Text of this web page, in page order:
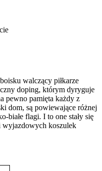
walczący piłkarze
doping, którym dyryguje
pewno pamięta każdy z
dom, są powiewające różnej
białe flagi. I to one stały się
wyjazdowych koszulek